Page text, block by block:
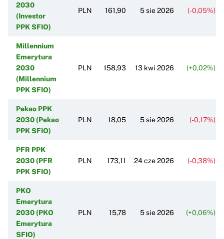
2030
(Investor
PPK SFIO)
PLN 161,90 5 sie 2026 (-0,05%)
Millennium
Emerytura
2030
(Millennium
PPK SFIO)
PLN 158,93 13 kwi 2026 (+0,02%)
Pekao PPK
2030 (Pekao
PPK SFIO)
PLN 18,05 5 sie 2026 (-0,17%)
PFR PPK
2030 (PFR
PPK SFIO)
PLN 173,11 24 cze 2026 (-0,38%)
PKO
Emerytura
2030 (PKO
Emerytura
SFIO)
PLN 15,78 5 sie 2026 (+0,06%)